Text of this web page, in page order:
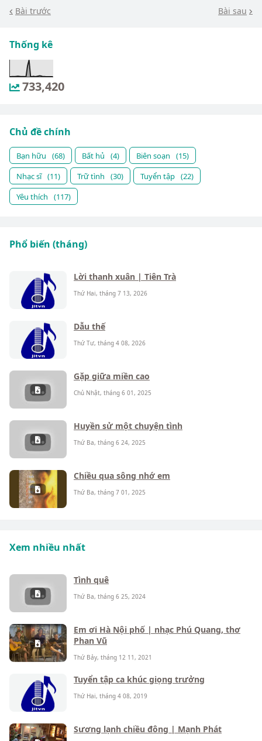
Bài trước Bài sau
Thống kê
733,420
Chủ đề chính
Bạn hữu (68) Bất hủ (4) Biên soạn
(15)
Nhạc sĩ (11) Trữ tình (30) Tuyển tập (22)
Yêu thích
(117)
Phổ biến (tháng)
Lời thanh xuân | Tiên Trà
Thứ Hai, tháng 7 13, 2026
Dẫu thế
Thứ Tư, tháng 4 08, 2026
Gặp giữa miền cao
Chủ Nhật, tháng 6 01, 2025
Huyền sử một chuyện tình
Thứ Ba, tháng 6 24, 2025
Chiều qua sông nhớ em
Thứ Ba, tháng 7 01, 2025
Xem nhiều nhất
Tình quê
Thứ Ba, tháng 6 25, 2024
Em ơi Hà Nội phố | nhạc Phú Quang, thơ
Phan Vũ
Thứ Bảy, tháng 12 11, 2021
Tuyển tập ca khúc giọng trưởng
Thứ Hai, tháng 4 08, 2019
Sương lạnh chiều đông | Mạnh Phát